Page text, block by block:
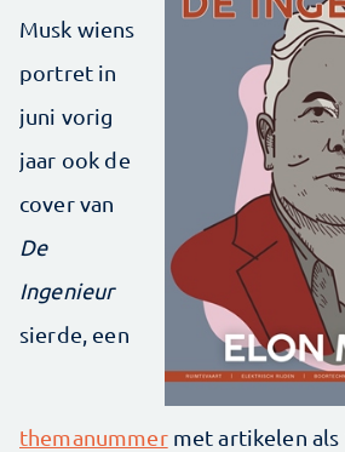
Musk wiens
portret in
juni vorig
jaar ook de
cover van
De
Ingenieur
sierde, een
themanummermet ­artikelen als